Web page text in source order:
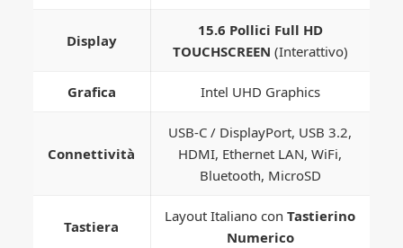
Display
15.6 Pollici Full HD
TOUCHSCREEN (Interattivo)
Grafica Intel UHD Graphics
Connettività
USB-C / DisplayPort, USB 3.2,
HDMI, Ethernet LAN, WiFi,
Bluetooth, MicroSD
Tastiera
Layout Italiano conTastierino
Numerico